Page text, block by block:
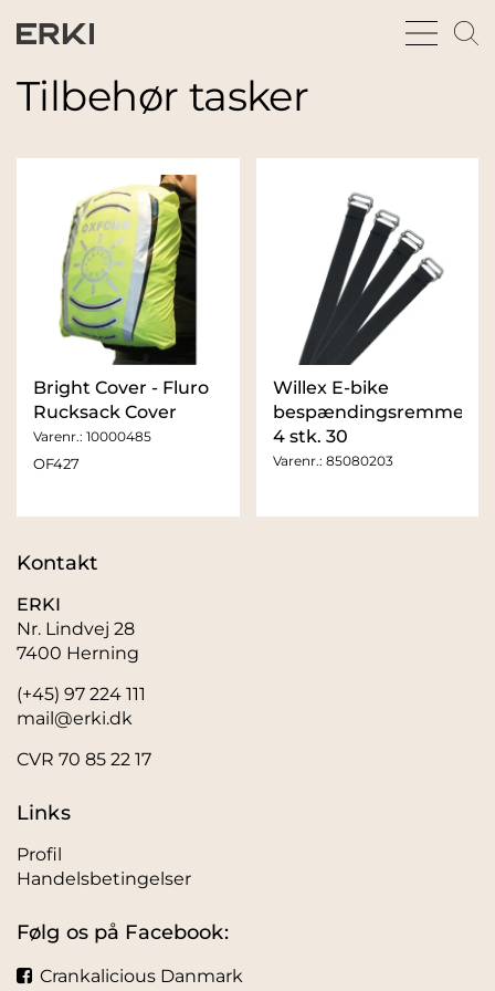
bars
Tilbehør tasker
Bright Cover - Fluro
Rucksack Cover
Varenr.: 10000485
OF427
Willex E-bike
bespændingsremme
4 stk. 30
Varenr.: 85080203
Kontakt
ERKI
Nr. Lindvej 28
7400 Herning
(+45) 97 224 111
mail@erki.dk
CVR 70 85 22 17
Links
Profil
Handelsbetingelser
Følg os på Facebook:
Crankalicious Danmark